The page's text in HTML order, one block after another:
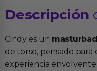
Descripción
Cindy es un
de torso, pensado
experiencia